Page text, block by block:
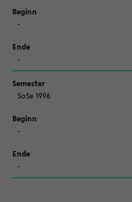
-
-
SoSe 1996
-
-